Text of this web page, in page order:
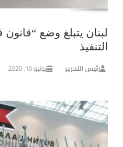
لبنان يتبلغ وضع
التنفيذ
رئيس التحرير يونيو 10, 2020